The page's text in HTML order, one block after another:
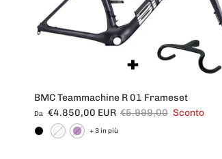
BMC Teammachine R 01 Frameset
Prezzo di vendita
Da €4.850,00 EUR Prezzo normale
€5.999,00 Sconto
+ 3 in più